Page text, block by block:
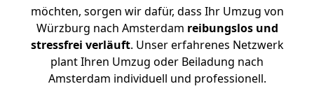
möchten, sorgen wir dafür, dass Ihr Umzug von
Würzburg nach Amsterdam reibungslos und
stressfrei verläuft. Unser erfahrenes Netzwerk
plant Ihren Umzug oder Beiladung nach
Amsterdam individuell und professionell.